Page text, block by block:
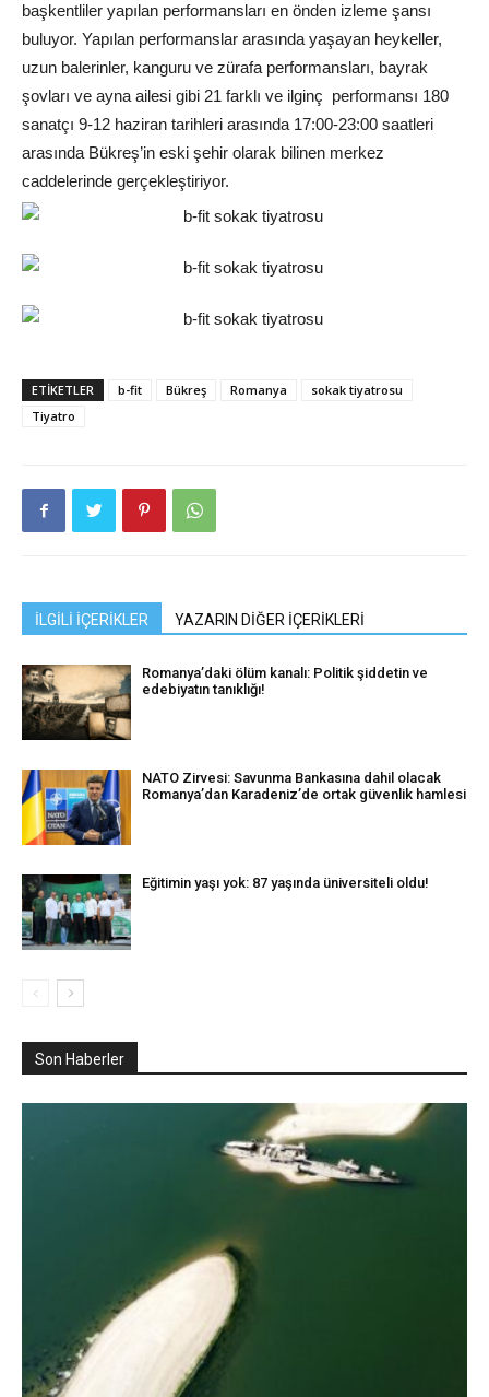
başkentliler yapılan performansları en önden izleme şansı
buluyor. Yapılan performanslar arasında yaşayan heykeller,
uzun balerinler, kanguru ve zürafa performansları, bayrak
şovları ve ayna ailesi gibi 21 farklı ve ilginç performansı 180
sanatçı 9-12 haziran tarihleri arasında 17:00-23:00 saatleri
arasında Bükreş’in eski şehir olarak bilinen merkez
caddelerinde gerçekleştiriyor.
ETIKETLER b-fit Bükreş Romanya
sokak tiyatrosu
Tiyatro
İLGİLİ İÇERİKLER YAZARIN DİĞER İÇERİKLERİ
Romanya’daki ölüm kanalı: Politik şiddetin ve
edebiyatın tanıklığı!
NATO Zirvesi: Savunma Bankasına dahil olacak
Romanya’dan Karadeniz’de ortak güvenlik hamlesi
Eğitimin yaşı yok: 87 yaşında üniversiteli oldu!
Son Haberler